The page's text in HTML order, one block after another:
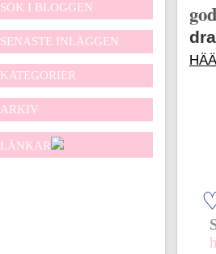
SÖK I BLOGGEN
SENASTE INLÄGGEN
KATEGORIER
ARKIV
LÄNKAR